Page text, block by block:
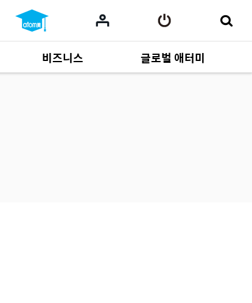
비즈니스
사업 자료165
글로벌 애터미